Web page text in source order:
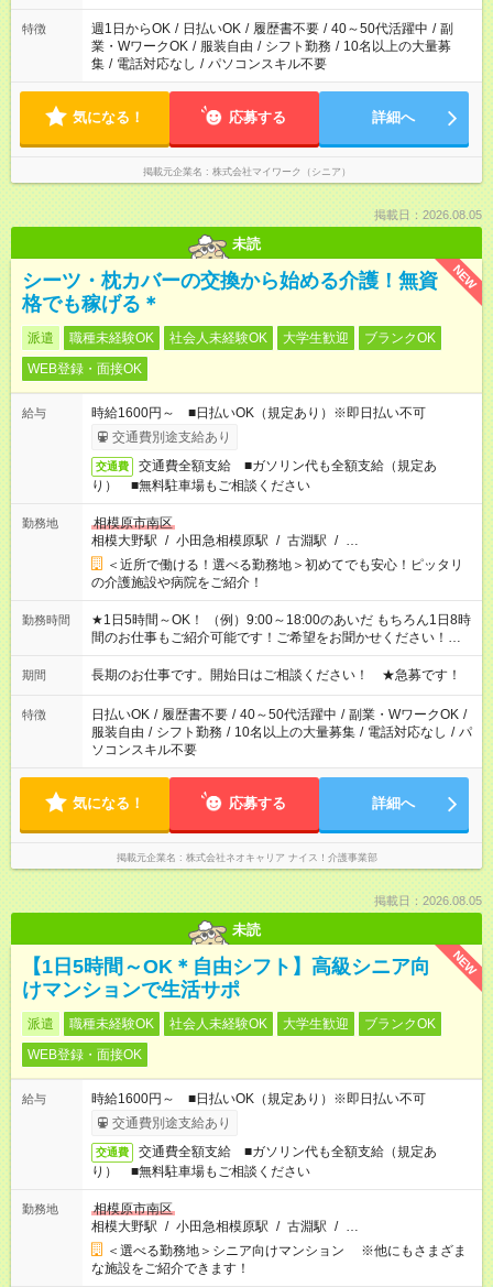
特徴 週1日からOK / 日払いOK / 履歴書不要 / 40～50代活躍中 / 副
業・WワークOK / 服装自由 / シフト勤務 / 10名以上の大量募
集 / 電話対応なし / パソコンスキル不要
気になる！ 応募する 詳細へ
掲載元企業名 株式会社マイワーク（シニア）
掲載日：2026.08.05
未読
NEW
シーツ・枕カバーの交換から始める介護！無資
格でも稼げる＊
派遣 職種未経験OK 社会人未経験OK 大学生歓迎
ブランクOK
WEB登録・面接OK
給与
時給1600円～ ■日払いOK（規定あり）※即日払い不可
交通費別途支給あり
交通費
交通費全額支給 ■ガソリン代も全額支給（規定あ
り） ■無料駐車場もご相談ください
勤務地
相模原市南区
相模大野駅 / 小田急相模原駅 / 古淵駅 / …
＜近所で働ける！選べる勤務地＞初めてでも安心！ピッタリ
の介護施設や病院をご紹介！
勤務時間
★1日5時間～OK！ （例）9:00～18:00のあいだ もちろん1日8時
間のお仕事もご紹介可能です！ご希望をお聞かせください！★家
庭の都合でお休みが必要な場合も遠慮なくご相談ください。 ※
週最低15時間以上の勤務が必要です
期間 長期のお仕事です。開始日はご相談ください！ ★急募です！
特徴 日払いOK / 履歴書不要 / 40～50代活躍中 / 副業・WワークOK /
服装自由 / シフト勤務 / 10名以上の大量募集 / 電話対応なし / パ
ソコンスキル不要
気になる！ 応募する 詳細へ
掲載元企業名 株式会社ネオキャリア ナイス！介護事業部
掲載日：2026.08.05
未読
NEW
【1日5時間～OK＊自由シフト】高級シニア向
けマンションで生活サポ
派遣 職種未経験OK 社会人未経験OK 大学生歓迎
ブランクOK
WEB登録・面接OK
給与
時給1600円～ ■日払いOK（規定あり）※即日払い不可
交通費別途支給あり
交通費
交通費全額支給 ■ガソリン代も全額支給（規定あ
り） ■無料駐車場もご相談ください
勤務地
相模原市南区
相模大野駅 / 小田急相模原駅 / 古淵駅 / …
＜選べる勤務地＞シニア向けマンション ※他にもさまざま
な施設をご紹介できます！